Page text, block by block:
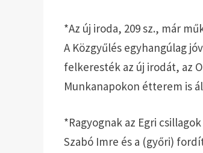
*Az új iroda, 209 sz., már
A Közgyűlés egyhangúlag
felkeresték az új irodát, az
Munkanapokon étterem is
*Ragyognak az Egri
Szabó Imre és a (győri)